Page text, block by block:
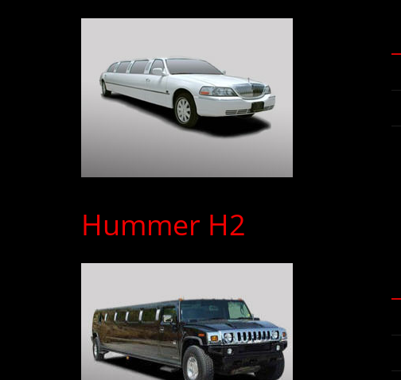
Hummer H2